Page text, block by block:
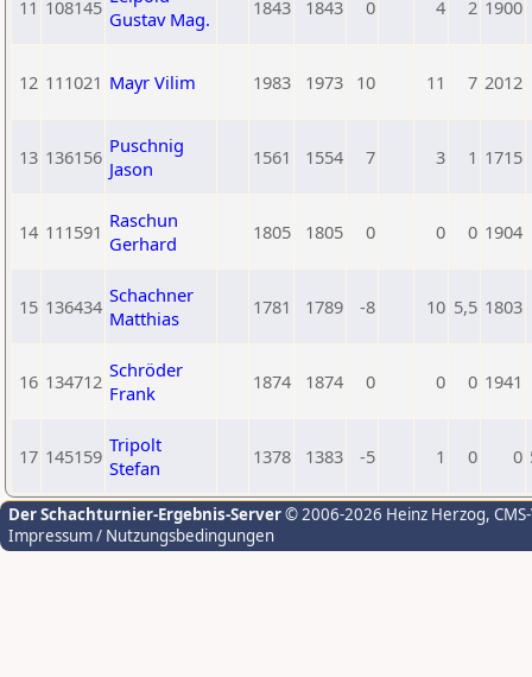
11 108145 Gustav Mag.
1843 1843 0 4 2 1900
12 111021 Mayr Vilim 1983 1973 10 11 7 2012
13 136156 Puschnig
Jason
1561 1554 7 3 1 1715
14 111591 Raschun
Gerhard
1805 1805 0 0 0 1904
15 136434 Schachner
Matthias
1781 1789 -8 10 5,5 1803
16 134712 Schröder
Frank
1874 1874 0 0 0 1941
17 145159 Tripolt
Stefan
1378 1383 -5 1 0 0
Der Schachturnier-Ergebnis-Server© 2006-2026 Heinz Herzog,
Impressum / Nutzungsbedingungen